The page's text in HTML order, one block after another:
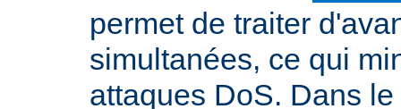
permet de traiter
simultanées, ce qui
attaques DoS. Dans